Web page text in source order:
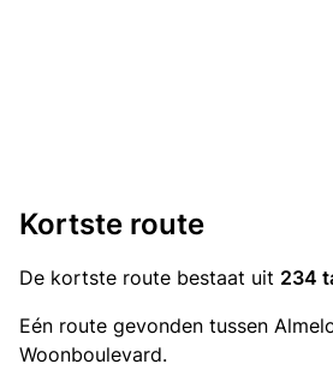
Kortste route
De kortste route bestaat uit 234
Eén route gevonden tussen
Woonboulevard.